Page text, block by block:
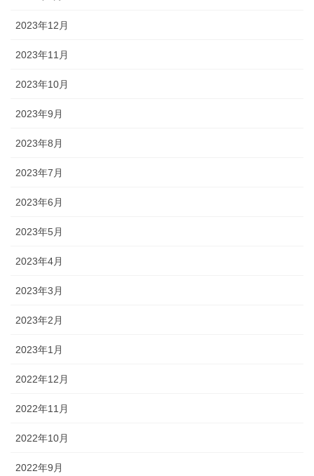
2023年12月
2023年11月
2023年10月
2023年9月
2023年8月
2023年7月
2023年6月
2023年5月
2023年4月
2023年3月
2023年2月
2023年1月
2022年12月
2022年11月
2022年10月
2022年9月